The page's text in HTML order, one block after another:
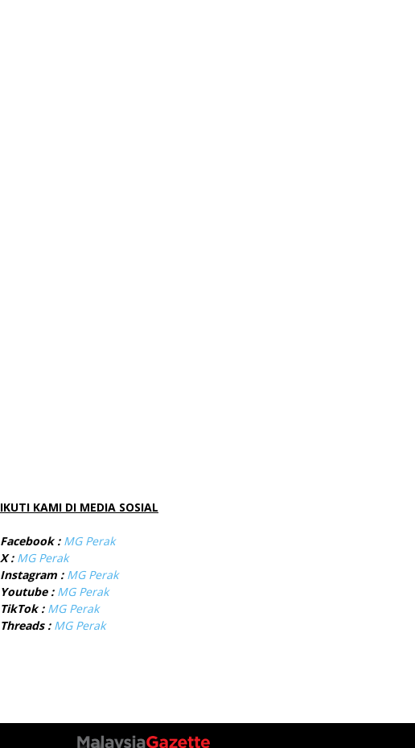
IKUTI KAMI DI MEDIA SOSIAL
Facebook : MG Perak
X : MG Perak
Instagram : MG Perak
Youtube : MG Perak
TikTok : MG Perak
Threads : MG Perak